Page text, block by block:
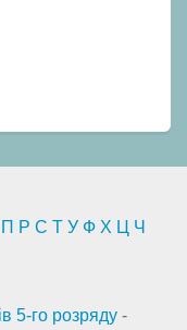
П Р С Т У Ф Х Ц Ч
5-го розряду -